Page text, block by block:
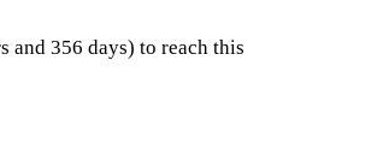
and 356 days) to reach this